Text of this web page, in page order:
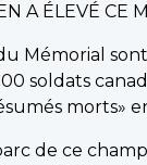
A ÉLEVÉ CE
Mémorial
soldats
morts»
de ce